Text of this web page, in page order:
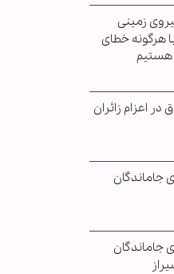
زمینی
هرگونه خطای
هستیم
در اعزام زائران
جاماندگان
جاماندگان